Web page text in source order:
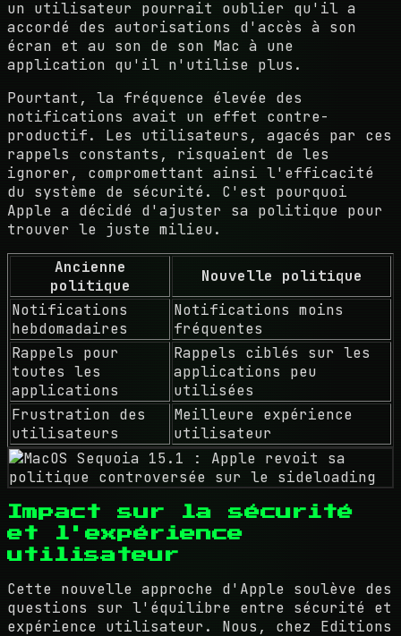
un utilisateur pourrait oublier qu'il a
accordé des autorisations d'accès à son
écran et au son de son Mac à une
application qu'il n'utilise plus.
Pourtant, la fréquence élevée des
notifications avait un effet contre-
productif. Les utilisateurs, agacés par ces
rappels constants, risquaient de les
ignorer, compromettant ainsi l'efficacité
du système de sécurité. C'est pourquoi
Apple a décidé d'ajuster sa politique pour
trouver le juste milieu.
Ancienne
politique
Nouvelle politique
Notifications
hebdomadaires
Notifications moins
fréquentes
Rappels pour
toutes les
applications
Rappels ciblés sur les
applications peu
utilisées
Frustration des
utilisateurs
Meilleure expérience
utilisateur
Impact sur la sécurité
et l'expérience
utilisateur
Cette nouvelle approche d'Apple soulève des
questions sur l'équilibre entre sécurité et
expérience utilisateur. Nous, chez Editions